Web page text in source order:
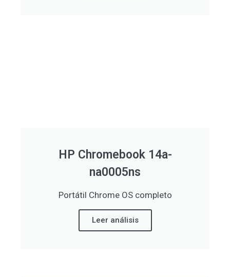
HP Chromebook 14a-
na0005ns
Portátil Chrome OS completo
Leer análisis